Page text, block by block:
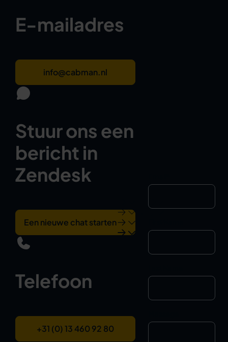
E-mailadres
info@cabman.nl
Stuur ons een
bericht in
Zendesk
Een nieuwe chat starten
Telefoon
+31 (0) 13 460 92 80